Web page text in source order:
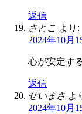
返信
さとこ より:
2024年10月
心が安定す
返信
せいまさ よ
2024年10月